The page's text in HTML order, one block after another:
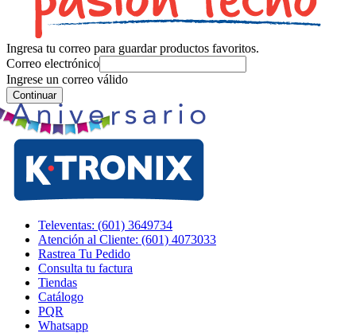
Ingresa tu correo para guardar productos favoritos.
Correo electrónico
Ingrese un correo válido
Continuar
Televentas: (601) 3649734
Atención al Cliente: (601) 4073033
Rastrea Tu Pedido
Consulta tu factura
Tiendas
Catálogo
PQR
Whatsapp